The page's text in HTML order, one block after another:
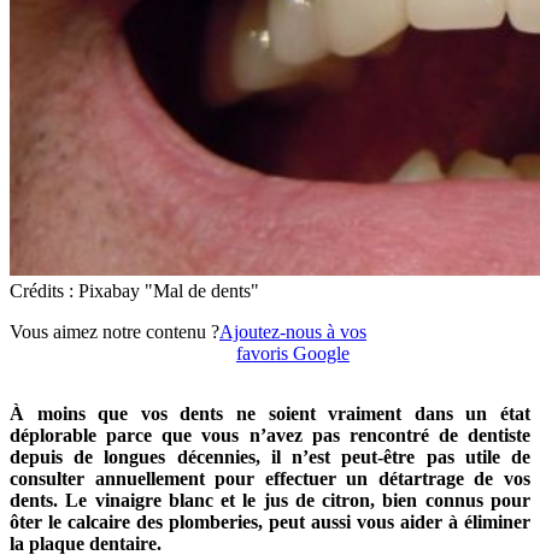
Crédits : Pixabay "Mal de dents"
Vous aimez notre contenu ?Ajoutez-nous à vos
favoris Google
À moins que vos dents ne soient vraiment dans un état
déplorable parce que vous n’avez pas rencontré de dentiste
depuis de longues décennies, il n’est peut-être pas utile de
consulter annuellement pour effectuer un détartrage de vos
dents. Le vinaigre blanc et le jus de citron, bien connus pour
ôter le calcaire des plomberies, peut aussi vous aider à éliminer
la plaque dentaire.